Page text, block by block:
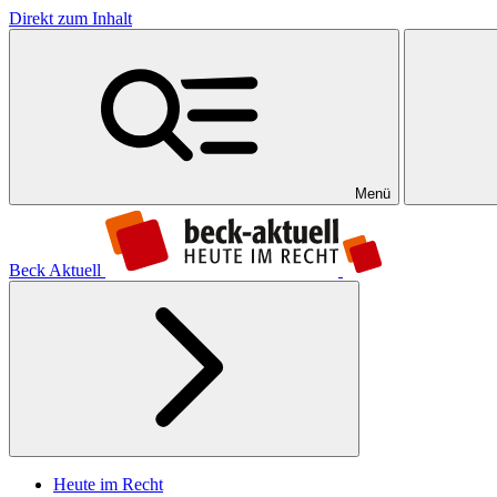
Direkt zum Inhalt
Menü
Beck Aktuell
Heute im Recht